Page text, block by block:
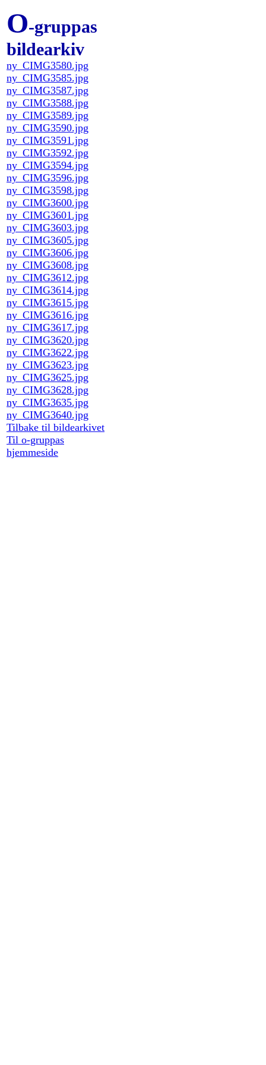
O-gruppas
bildearkiv
ny_CIMG3580.jpg
ny_CIMG3585.jpg
ny_CIMG3587.jpg
ny_CIMG3588.jpg
ny_CIMG3589.jpg
ny_CIMG3590.jpg
ny_CIMG3591.jpg
ny_CIMG3592.jpg
ny_CIMG3594.jpg
ny_CIMG3596.jpg
ny_CIMG3598.jpg
ny_CIMG3600.jpg
ny_CIMG3601.jpg
ny_CIMG3603.jpg
ny_CIMG3605.jpg
ny_CIMG3606.jpg
ny_CIMG3608.jpg
ny_CIMG3612.jpg
ny_CIMG3614.jpg
ny_CIMG3615.jpg
ny_CIMG3616.jpg
ny_CIMG3617.jpg
ny_CIMG3620.jpg
ny_CIMG3622.jpg
ny_CIMG3623.jpg
ny_CIMG3625.jpg
ny_CIMG3628.jpg
ny_CIMG3635.jpg
ny_CIMG3640.jpg
Tilbake til bildearkivet
Til o-gruppas
hjemmeside